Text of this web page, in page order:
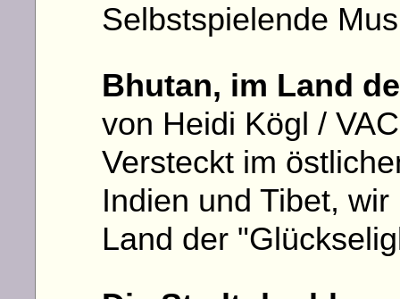
Selbstspielende
Bhutan, im Land
von Heidi Kögl /
Versteckt im
Indien und Tibet,
Land der